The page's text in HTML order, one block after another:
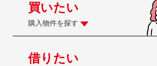
買いたい
購入物件を探す
借りたい